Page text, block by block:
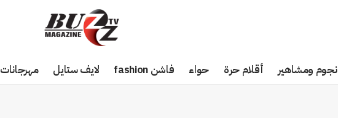
نجوم ومشاهير أقلام حرة حواء فاشن fashion لايف ستايل مهرجانات